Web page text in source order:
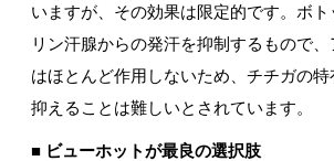
いますが、その効果は限定的です。ボ
リン汗腺からの発汗を抑制するもので
はほとんど作用しないため、チチガの
抑えることは難しいとされています。
■ ビューホットが最良の選択肢